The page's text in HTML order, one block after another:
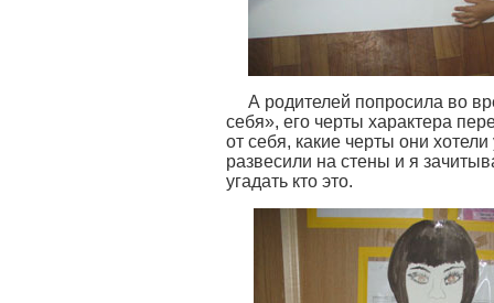
А родителей попросила во
себя», его черты характера
от себя, какие черты они
развесили на стены и я
угадать кто это.